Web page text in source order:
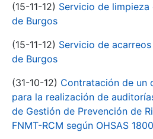
(15-11-12) Servicio de limpieza
de Burgos
(15-11-12) Servicio de
de Burgos
(31-10-12) Contratación de un
para la realización de
de Gestión de Prevención de
FNMT-RCM según OHSAS